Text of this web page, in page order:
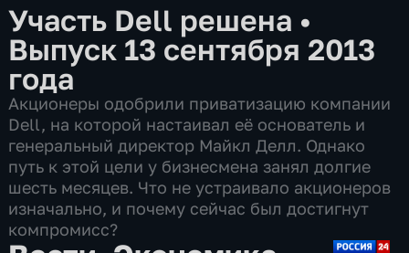
Участь Dell решена •
Выпуск 13 сентября 2013
года
Акционеры одобрили приватизацию компании
Dell, на которой настаивал её основатель и
генеральный директор Майкл Делл. Однако
путь к этой цели у бизнесмена занял долгие
шесть месяцев. Что не устраивало акционеров
изначально, и почему сейчас был достигнут
компромисс?